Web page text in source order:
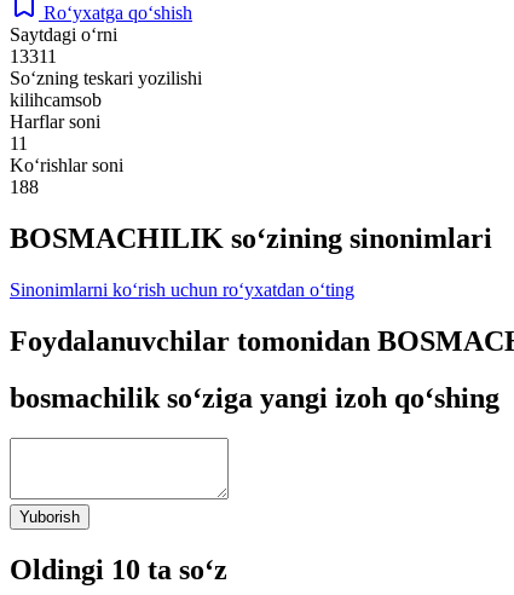
Ro‘yxatga qo‘shish
Saytdagi o‘rni
13311
So‘zning teskari yozilishi
kilihcamsob
Harflar soni
11
Ko‘rishlar soni
188
BOSMACHILIK so‘zining sinonimlari
Sinonimlarni ko‘rish uchun ro‘yxatdan o‘ting
Foydalanuvchilar tomonidan
bosmachilik so‘ziga yangi izoh qo‘shing
Yuborish
Oldingi 10 ta so‘z